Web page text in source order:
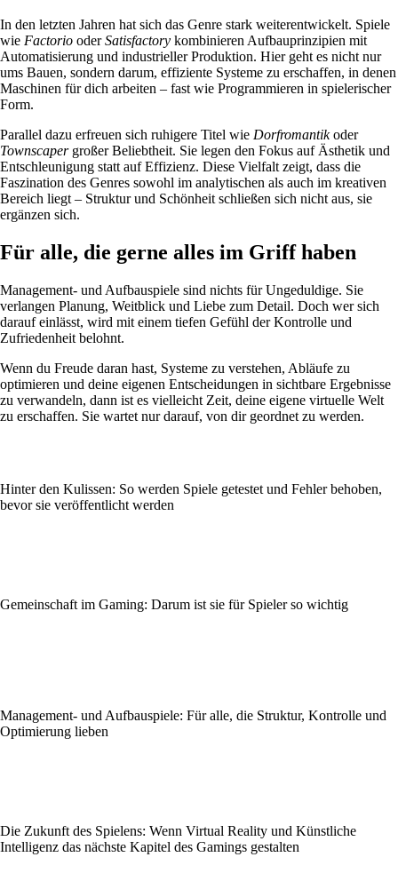
In den letzten Jahren hat sich das Genre stark weiterentwickelt. Spiele
wie Factorio oderSatisfactory kombinieren Aufbauprinzipien mit
Automatisierung und industrieller Produktion. Hier geht es nicht nur
ums Bauen, sondern darum, effiziente Systeme zu erschaffen, in denen
Maschinen für dich arbeiten – fast wie Programmieren in spielerischer
Form.
Parallel dazu erfreuen sich ruhigere Titel wie Dorfromantikoder
Townscapergroßer Beliebtheit. Sie legen den Fokus auf Ästhetik und
Entschleunigung statt auf Effizienz. Diese Vielfalt zeigt, dass die
Faszination des Genres sowohl im analytischen als auch im kreativen
Bereich liegt – Struktur und Schönheit schließen sich nicht aus, sie
ergänzen sich.
Für alle, die gerne alles im Griff haben
Management- und Aufbauspiele sind nichts für Ungeduldige. Sie
verlangen Planung, Weitblick und Liebe zum Detail. Doch wer sich
darauf einlässt, wird mit einem tiefen Gefühl der Kontrolle und
Zufriedenheit belohnt.
Wenn du Freude daran hast, Systeme zu verstehen, Abläufe zu
optimieren und deine eigenen Entscheidungen in sichtbare Ergebnisse
zu verwandeln, dann ist es vielleicht Zeit, deine eigene virtuelle Welt
zu erschaffen. Sie wartet nur darauf, von dir geordnet zu werden.
Hinter den Kulissen: So werden Spiele getestet und Fehler behoben,
bevor sie veröffentlicht werden
Gemeinschaft im Gaming: Darum ist sie für Spieler so wichtig
Management- und Aufbauspiele: Für alle, die Struktur, Kontrolle und
Optimierung lieben
Die Zukunft des Spielens: Wenn Virtual Reality und Künstliche
Intelligenz das nächste Kapitel des Gamings gestalten